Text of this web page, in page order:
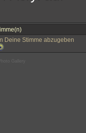
Deine Stimme abzugeben